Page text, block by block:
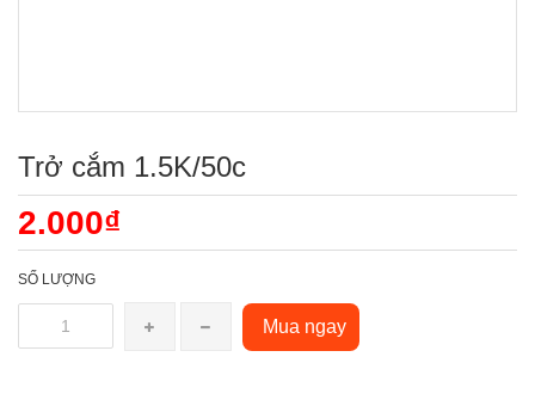
Trở cắm 1.5K/50c
2.000₫
SỐ LƯỢNG
Mua ngay